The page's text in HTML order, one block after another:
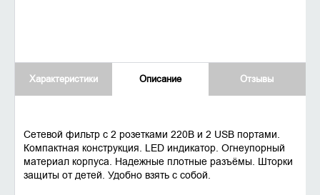
Характеристики Описание Отзывы
Сетевой фильтр с 2 розетками 220В и 2 USB портами.
Компактная конструкция. LED индикатор. Огнеупорный
материал корпуса. Надежные плотные разъёмы. Шторки
защиты от детей. Удобно взять с собой.